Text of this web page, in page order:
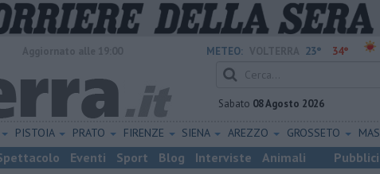
METEO: 23° 34°
Sabato 08 Agosto 2026
PISTOIA PRATO FIRENZE SIENA AREZZO GROSSETO
Eventi Sport Blog Interviste Animali